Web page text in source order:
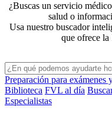
¿Buscas un servicio
salud o
Usa nuestro buscador
que ofrece
Preparación para exámenes
Biblioteca FVL al día
Especialistas